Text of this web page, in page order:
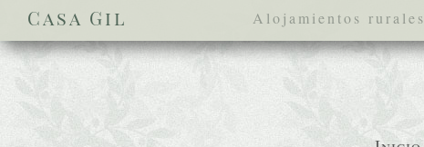
Casa Gil Alojamientos rurales